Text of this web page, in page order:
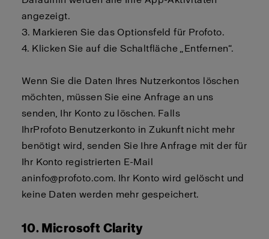
angezeigt.
3. Markieren Sie das Optionsfeld für Profoto.
4. Klicken Sie auf die Schaltfläche „Entfernen“.
Wenn Sie die Daten Ihres Nutzerkontos löschen
möchten, müssen Sie eine Anfrage an uns
senden, Ihr Konto zu löschen. Falls
IhrProfoto Benutzerkonto in Zukunft nicht mehr
benötigt wird, senden Sie Ihre Anfrage mit der für
Ihr Konto registrierten E-Mail
aninfo@profoto.com. Ihr Konto wirdgelöscht und
keine Daten werden mehr gespeichert.
10. Microsoft Clarity